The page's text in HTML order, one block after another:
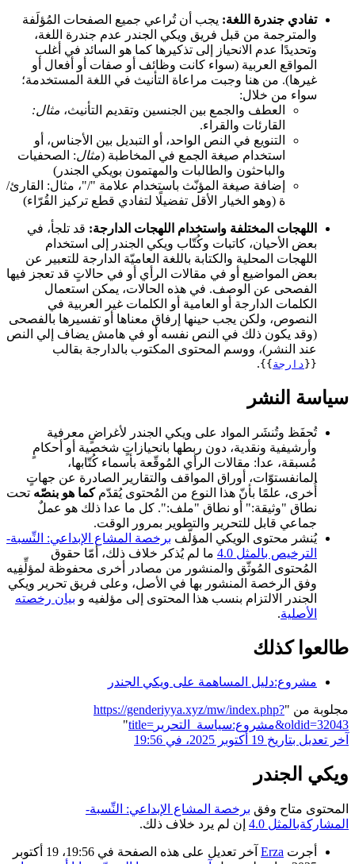
تفادي جندرة اللغة: يجب أن تُراعي جميع الصفحات المُؤلَفة
والمترجمة من قبل فريق ويكي الجندر عدم جندرة اللغة،
وتحديدًا عدم الانحياز إلى تذكيرها كما هو السائد في أغلب
المواقع العربية (سواء كانت وظائف أو صفات أو أفعال أو
غيرها). من هنا وجبت مراعاة التأنيث في اللغة المستخدمة؛
سواء من خلال:
العطف والجمع بين الجنسين وتقديم التأنيث، مثال:
القارئات والقراء.
التنويع في النص الواحد، أو التبديل بين الأجناس، أو
استخدام صيغة الجمع في المخاطبة (مثال: الصحفيات
والباحثون والطالبات والمهتمون بويكي الجندر)
إضافة صيغة المؤنّث باستخدام علامة "/"، مثال: القارئ/
ة (وهو الخيار الأقل تفضيلًا لتفادي قطع تركيز القُرّاء)
اللهجات المختلفة واستخدام اللهجات الدارجة: قد تلجأ، في
بعض الأحيان، كاتبات وكُتّاب ويكي الجندر إلى استخدام
اللهجات المحلية والكتابة باللغة العاميّة الدارجة للتعبير عن
بعض المواضيع أو في مقالات الرأي أو في حالاتٍ قد تعجز فيها
الفصحى عن الوصف. في هذه الحالات، يمكن استعمال
الكلمات الدارجة أو العامية أو الكلمات غير العربية في
النصوص، ولكن يجب حينها إرفاق معناها أو تفسيرها بالفصحى
(وقد يكون ذلك في النص نفسه أو في هامش يضاف إلي النص
عند النشر)، ووسم المحتوى المكتوب بالدارجة بقالب
{{ دارجة }}
.
سياسة النشر
تُحفَظ وتُنشَر المواد على ويكي الجندر لأغراضٍ معرفية
وأرشيفية ونقدية، دون ربطها بانحيازاتٍ شخصية أو أحكامٍ
مُسبقة، عدا: مقالات الرأي المُوقّعة بأسماء كُتّابها،
المانفستوّات، أوراق المواقف والتقارير الصادرة عن جهاتٍ
أُخرى، علمًا بأنّ هذا النوع من المُحتوى يُقدّمكما هو بنصّه تحت
نطاق "وثيقة:" أو نطاق "ملف:". كل ما عدا ذلك هو عملٌ
جماعي قابل للتحرير والتطوير بمرور الوقت.
يُنشر محتوى الويكي المؤلّف برخصة المشاع الإبداعي: النِّسبة-
الترخيص بالمثل 4.0
ما لم يُذكر خلاف ذلك، أمّا حقوق
المُحتوى المُوثّق والمنشور من مصادر أخرى محفوظة لمؤلِّفِيه
وفق الرخصة المنشور بها في الأصل، وعلى فريق تحرير ويكي
الجندر الالتزام بنسب هذا المحتوى إلى مؤلفيه و بيان رخصته
الأصلية.
طالعوا كذلك
مشروع:دليل المساهمة على ويكي الجندر
مجلوبة من "https://genderiyya.xyz/mw/index.php?
title=مشروع:سياسة_التحرير&oldid=32043
"
آخر تعديل بتاريخ 19 أكتوبر 2025، في 19:56
ويكي الجندر
المحتوى متاح وفق برخصة المشاع الإبداعي: النِّسبة-
المشاركةبالمثل 4.0
إن لم يرد خلاف ذلك.
أجرت Erza
آخر تعديل على هذه الصفحة في 19:56، 19 أكتوبر